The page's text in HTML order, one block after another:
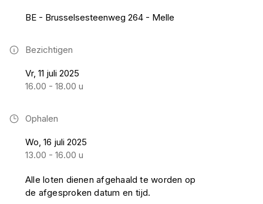
BE - Brusselsesteenweg 264 - Melle
Bezichtigen
Vr, 11 juli 2025
16.00 - 18.00 u
Ophalen
Wo, 16 juli 2025
13.00 - 16.00 u
Alle loten dienen afgehaald te worden op
de afgesproken datum en tijd.